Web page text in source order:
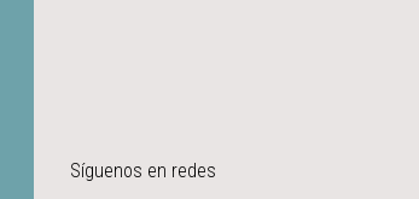
Síguenos en redes